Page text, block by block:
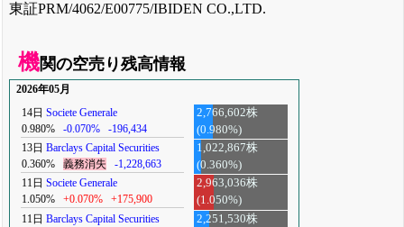
東証PRM/4062/E00775/IBIDEN CO.,LTD.
機関の空売り残高情報
2026年05月
14日 Societe Generale
0.980%
-0.070% -196,434
2,766,602株
(0.980%)
13日 Barclays Capital Securities
0.360%
義務消失 -1,228,663
1,022,867株
(0.360%)
11日 Societe Generale
1.050%
+0.070% +175,900
2,963,036株
(1.050%)
11日 Barclays Capital Securities
2,251,530株